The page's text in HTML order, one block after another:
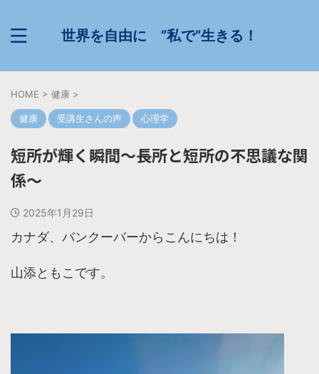
世界を自由に ”私で”生きる！
HOME > 健康 >
健康 受講生さんの声 心理学
短所が輝く瞬間〜長所と短所の不思議な関
係〜
2025年1月29日
カナダ、バンクーバーからこんにちは！
山添ともこです。